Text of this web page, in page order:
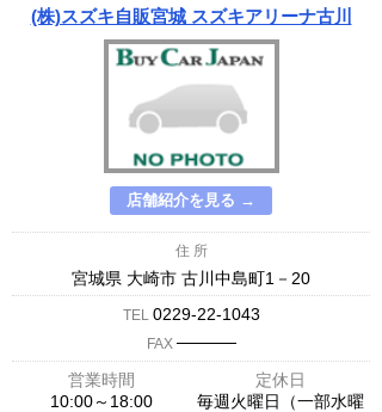
(株)スズキ自販宮城 スズキアリーナ古川
店舗紹介を見る →
住 所
宮城県 大崎市 古川中島町1－20
TEL 0229-22-1043
FAX ─────
営業時間
定休日
10:00～18:00
毎週火曜日（一部水曜